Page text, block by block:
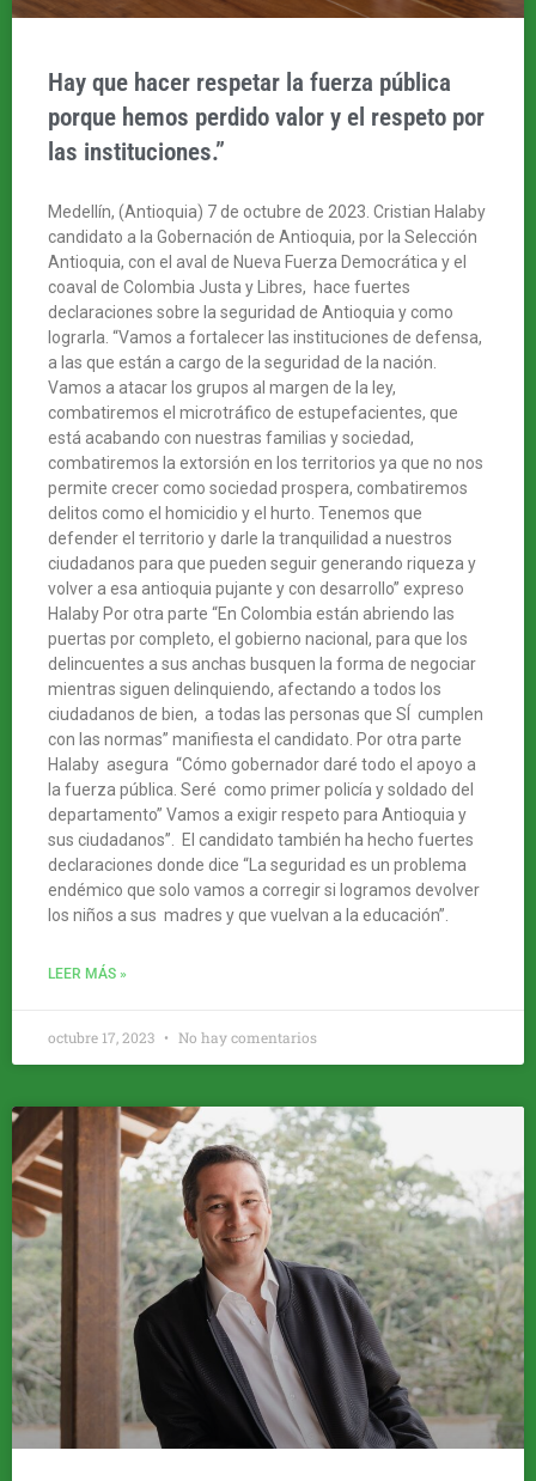
Hay que hacer respetar la fuerza pública
porque hemos perdido valor y el respeto por
las instituciones.”
Medellín, (Antioquia) 7 de octubre de 2023. Cristian Halaby
candidato a la Gobernación de Antioquia, por la Selección
Antioquia, con el aval de Nueva Fuerza Democrática y el
coaval de Colombia Justa y Libres, hace fuertes
declaraciones sobre la seguridad de Antioquia y como
lograrla. “Vamos a fortalecer las instituciones de defensa,
a las que están a cargo de la seguridad de la nación.
Vamos a atacar los grupos al margen de la ley,
combatiremos el microtráfico de estupefacientes, que
está acabando con nuestras familias y sociedad,
combatiremos la extorsión en los territorios ya que no nos
permite crecer como sociedad prospera, combatiremos
delitos como el homicidio y el hurto. Tenemos que
defender el territorio y darle la tranquilidad a nuestros
ciudadanos para que pueden seguir generando riqueza y
volver a esa antioquia pujante y con desarrollo” expreso
Halaby Por otra parte “En Colombia están abriendo las
puertas por completo, el gobierno nacional, para que los
delincuentes a sus anchas busquen la forma de negociar
mientras siguen delinquiendo, afectando a todos los
ciudadanos de bien, a todas las personas que SÍ cumplen
con las normas” manifiesta el candidato. Por otra parte
Halaby asegura “Cómo gobernador daré todo el apoyo a
la fuerza pública. Seré como primer policía y soldado del
departamento” Vamos a exigir respeto para Antioquia y
sus ciudadanos”. El candidato también ha hecho fuertes
declaraciones donde dice “La seguridad es un problema
endémico que solo vamos a corregir si logramos devolver
los niños a sus madres y que vuelvan a la educación”.
LEER MÁS »
octubre 17, 2023 No hay comentarios